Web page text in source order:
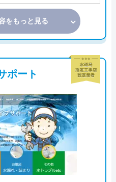
をもっと見る
ポート